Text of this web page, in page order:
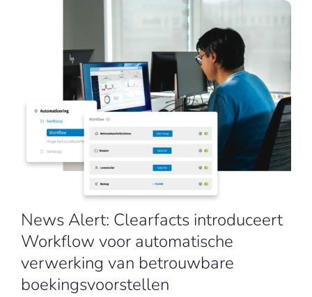
News Alert: Clearfacts introduceert
Workflow voor automatische
verwerking van betrouwbare
boekingsvoorstellen